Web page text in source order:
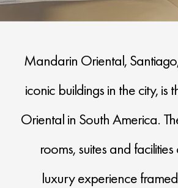
Mandarin Oriental,
iconic buildings in the city, is
Oriental in South America.
rooms, suites and
luxury experience